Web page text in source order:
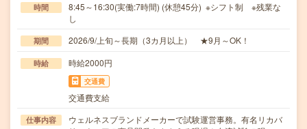
時間
8:45～16:30(実働:7時間) (休憩45分) ※シフト制 ※残業な
し
期間 2026/9/上旬～長期（3カ月以上） ★9月～OK！
時給 時給2000円
交通費
交通費支給
仕事内容
ウェルネスブランドメーカーで試験運営事務。有名リカバ